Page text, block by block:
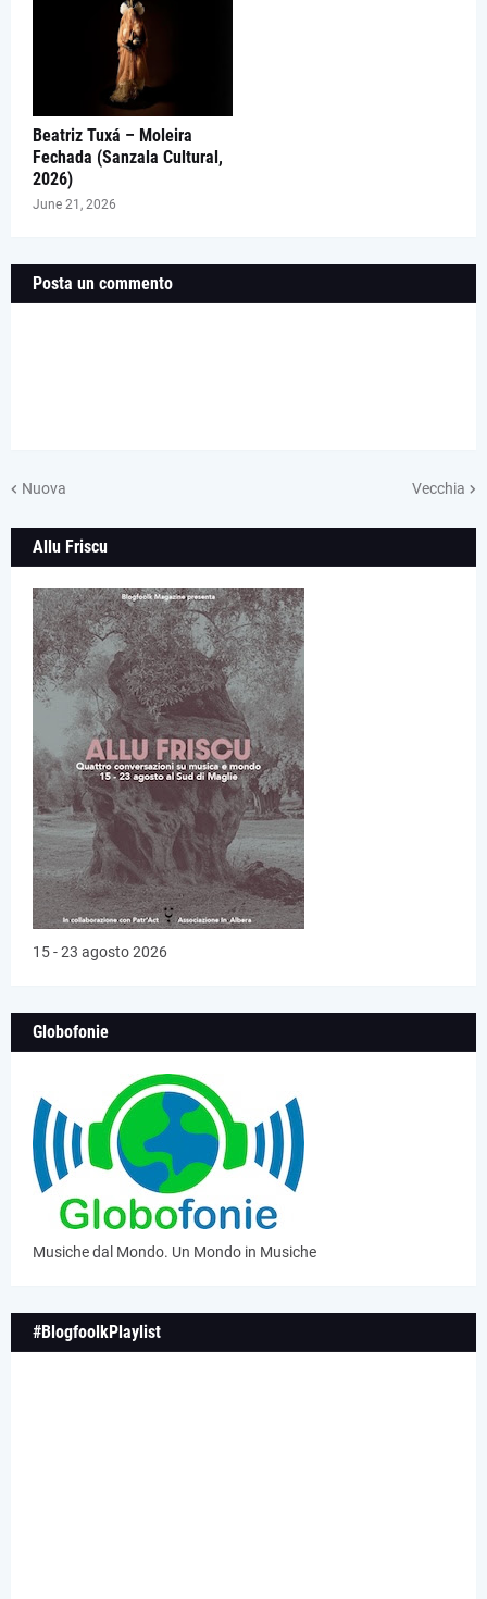
Beatriz Tuxá – Moleira
Fechada (Sanzala Cultural,
2026)
June 21, 2026
Posta un commento
Nuova Vecchia
Allu Friscu
15 - 23 agosto 2026
Globofonie
Musiche dal Mondo. Un Mondo in Musiche
#BlogfoolkPlaylist